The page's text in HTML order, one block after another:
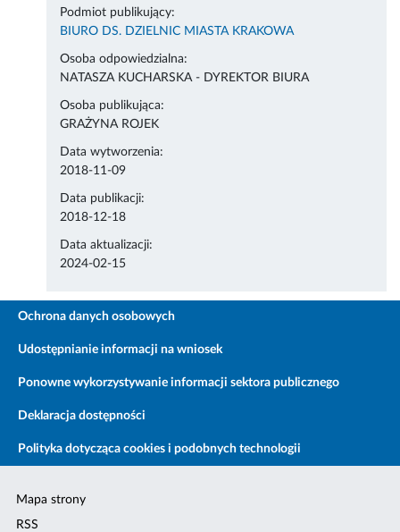
Podmiot publikujący:
BIURO DS. DZIELNIC MIASTA KRAKOWA
Osoba odpowiedzialna:
NATASZA KUCHARSKA - DYREKTOR BIURA
Osoba publikująca:
GRAŻYNA ROJEK
Data wytworzenia:
2018-11-09
Data publikacji:
2018-12-18
Data aktualizacji:
2024-02-15
Ochrona danych osobowych
Udostępnianie informacji na wniosek
Ponowne wykorzystywanie informacji sektora publicznego
Deklaracja dostępności
Polityka dotycząca cookies i podobnych technologii
Mapa strony
RSS